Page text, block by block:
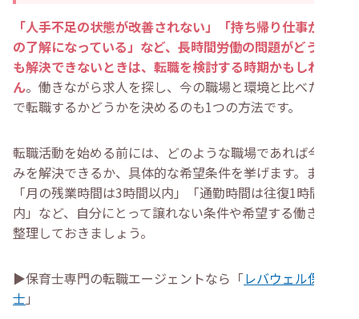
「人手不足の状態が改善されない」「持ち帰り仕事が暗黙
の了解になっている」など、長時間労働の問題がどうして
も解決できないときは、転職を検討する時期かもしれませ
ん。働きながら求人を探し、今の職場と環境と比べたうえ
で転職するかどうかを決めるのも1つの方法です。
転職活動を始める前には、どのような職場であれば今の悩
みを解決できるか、具体的な希望条件を挙げます。また、
「月の残業時間は3時間以内」「通勤時間は往復1時間以
内」など、自分にとって譲れない条件や希望する働き方を
整理しておきましょう。
▶保育士専門の転職エージェントなら「レバウェル保育
士 」